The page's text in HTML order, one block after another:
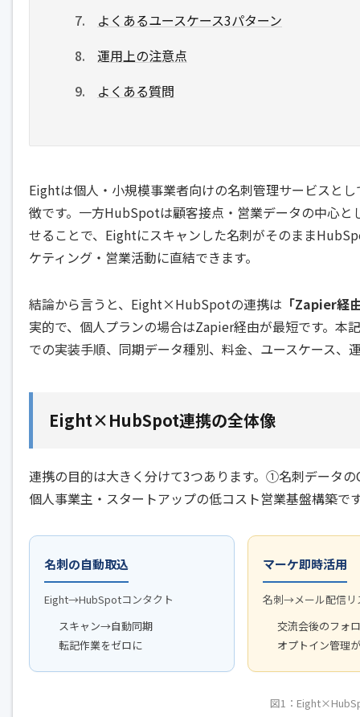
よくあるユースケース3パターン
運用上の注意点
よくある質問
Eightは個人・小規模事業者向けの名刺管理サービスと
徴です。一方HubSpotは顧客接点・営業データの中心
せることで、Eightにスキャンした名刺がそのまま
ケティング・営業活動に直結できます。
結論から言うと、Eight×HubSpotの連携は 「Zapier経
実的で、個人プランの場合はZapier経由が最短です。
での実装手順、同期データ種別、料金、ユースケース、
Eight×HubSpot連携の全体像
連携の目的は大きく分けて3つあります。①名刺データ
個人事業主・スタートアップの低コスト営業基盤構築で
名刺の自動取込
Eight→HubSpotコンタクト
スキャン→自動同期
転記作業をゼロに
マーケ即時活用
名刺→メール配信リ
交流会後のフォ
オプトイン管理
図1：